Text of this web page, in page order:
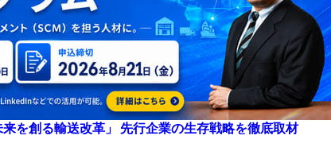
を創る輸送改革」 先行企業の生存戦略を徹底取材